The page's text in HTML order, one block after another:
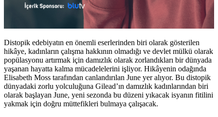
Distopik edebiyatın en önemli eserlerinden biri olarak gösterilen
hikâye, kadınların çalışma hakkının olmadığı ve devlet mülkü olarak
popülasyonu artırmak için damızlık olarak zorlandıkları bir dünyada
yaşanan hayatta kalma mücadelelerini işliyor. Hikâyenin odağında
Elisabeth Moss tarafından canlandırılan June yer alıyor. Bu distopik
dünyadaki zorlu yolculuğuna Gilead’ın damızlık kadınlarından biri
olarak başlayan June, yeni sezonda bu düzeni yıkacak isyanın fitilini
yakmak için doğru müttefikleri bulmaya çalışacak.